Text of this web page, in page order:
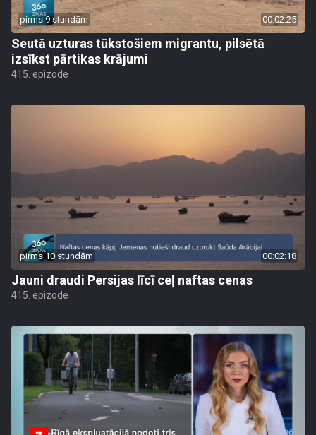
pirms 9 stundām 00:02:25
Seutā uzturas tūkstošiem migrantu, pilsētā
izsīkst pārtikas krājumi
415. epizode
pirms 10 stundām 00:02:18
Jauni draudi Persijas līcī ceļ naftas cenas
415. epizode